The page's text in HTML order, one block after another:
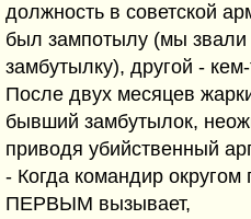
должность в советской
был зампотылу (мы звали
замбутылку), другой -
После двух месяцев
бывший замбутылок,
приводя убийственный
- Когда командир округом
ПЕРВЫМ вызывает,